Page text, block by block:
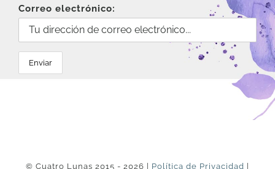
Correo electrónico:
© Cuatro Lunas 2015 - 2026 | Política de Privacidad